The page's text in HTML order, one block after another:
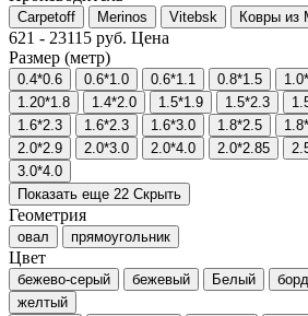
Carpetoff Merinos Vitebsk Ковры из
621 - 23115 руб. Цена
Размер (метр)
0.4*0.6 0.6*1.0 0.6*1.1 0.8*1.5
1.20*1.8
1.4*2.0 1.5*1.9 1.5*2.3
1.6*2.3
1.6*2.3 1.6*3.0 1.8*2.5
2.0*2.9
2.0*3.0 2.0*4.0 2.0*2.85
3.0*4.0
Показать еще 22 Скрыть
Геометрия
овал прямоугольник
Цвет
бежево-серый бежевый Белый
желтый